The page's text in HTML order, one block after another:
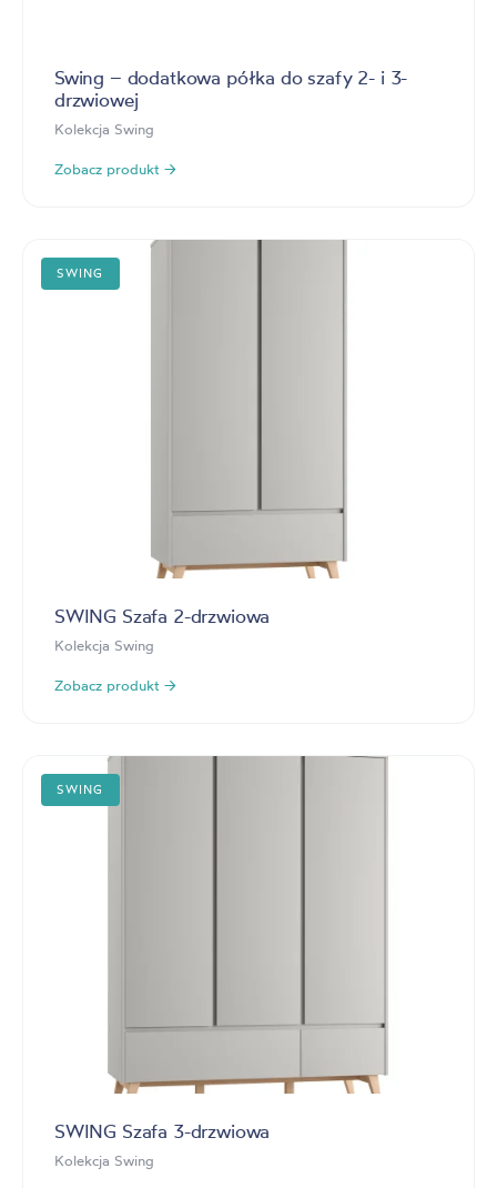
Swing – dodatkowa półka do szafy 2- i 3-
drzwiowej
Kolekcja Swing
Zobacz produkt →
SWING
SWING Szafa 2-drzwiowa
Kolekcja Swing
Zobacz produkt →
SWING
SWING Szafa 3-drzwiowa
Kolekcja Swing